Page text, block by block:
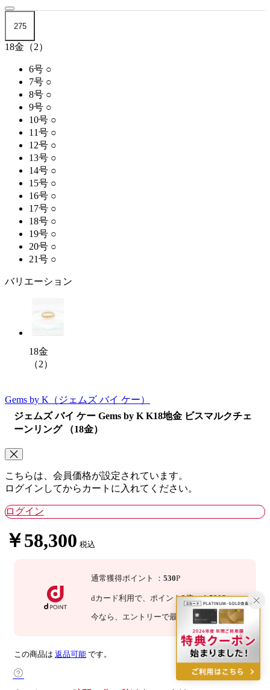
275
18金（2）
6号 ○
7号 ○
8号 ○
9号 ○
10号 ○
11号 ○
12号 ○
13号 ○
14号 ○
15号 ○
16号 ○
17号 ○
18号 ○
19号 ○
20号 ○
21号 ○
バリエーション
18金
（2）
Gems by K （ジェムズ バイ ケー）
ジェムズ バイ ケー Gems by K K18地金 ビスマルクチェ
ーンリング （18金）
こちらは、会員価格が設定されています。
ログインしてからカートに入れてください。
ログイン
￥58,300 税込
通常獲得ポイント ： 530P
dカード利用で、 ポイント3倍 ：1,590P
今なら 、エントリーで最大 倍！
この商品は 返品可能 です。